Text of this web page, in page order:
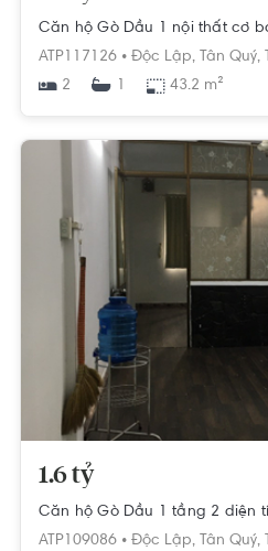
Căn hộ Gò Dầu 1 nội thất cơ
ATP117126 • Độc Lập, Tân Quý,
2
1 43.2 m²
1.6 tỷ
ATP109086 • Độc Lập, Tân Quý,